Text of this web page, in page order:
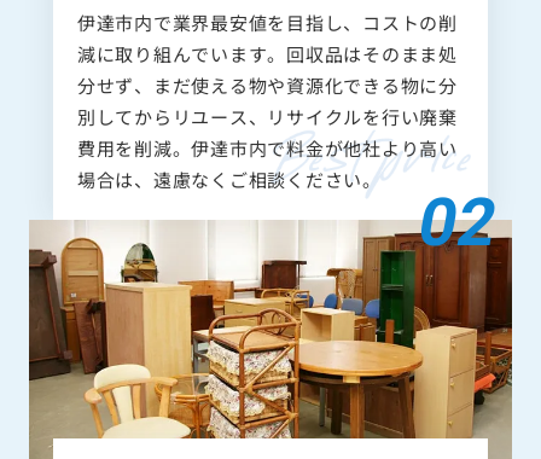
伊達市内で業界最安値を目指し、コストの削
減に取り組んでいます。回収品はそのまま処
分せず、まだ使える物や資源化できる物に分
別してからリユース、リサイクルを行い廃棄
費用を削減。伊達市内で料金が他社より高い
場合は、遠慮なくご相談ください。